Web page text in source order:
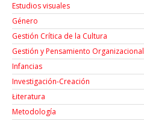
Estudios visuales
Género
Gestión Crítica de la Cultura
Gestión y Pensamiento Organizacional
Infancias
Investigación-Creación
Łiteratura
Metodología